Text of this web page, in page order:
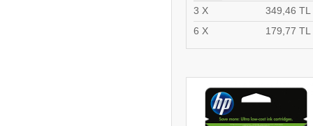
3 X
349,46 TL
6 X
179,77 TL